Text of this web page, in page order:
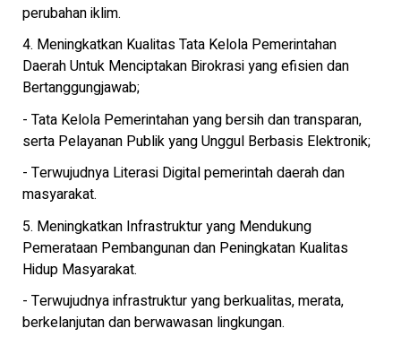
perubahan iklim.
4. Meningkatkan Kualitas Tata Kelola Pemerintahan
Daerah Untuk Menciptakan Birokrasi yang efisien dan
Bertanggungjawab;
- Tata Kelola Pemerintahan yang bersih dan transparan,
serta Pelayanan Publik yang Unggul Berbasis Elektronik;
- Terwujudnya Literasi Digital pemerintah daerah dan
masyarakat.
5. Meningkatkan Infrastruktur yang Mendukung
Pemerataan Pembangunan dan Peningkatan Kualitas
Hidup Masyarakat.
- Terwujudnya infrastruktur yang berkualitas, merata,
berkelanjutan dan berwawasan lingkungan.